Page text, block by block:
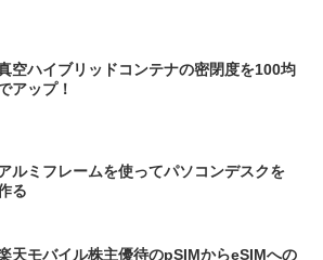
空ハイブリッドコンテナの密閉度を100均
アップ！
ルミフレームを使ってパソコンデスクを
る
天モバイル株主優待のpSIMからeSIMへの